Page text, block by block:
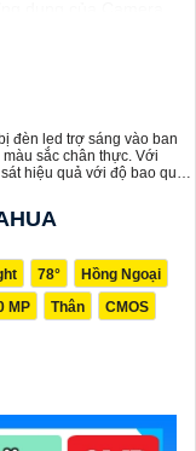
đến cửa hàng,
sẽ giúp bạn giám sát
đèn led trợ sáng vào ban
sắc chân thực. Với
hiệu quả với độ bao quát
78°
Hồng Ngoại
MP Thân
CMOS